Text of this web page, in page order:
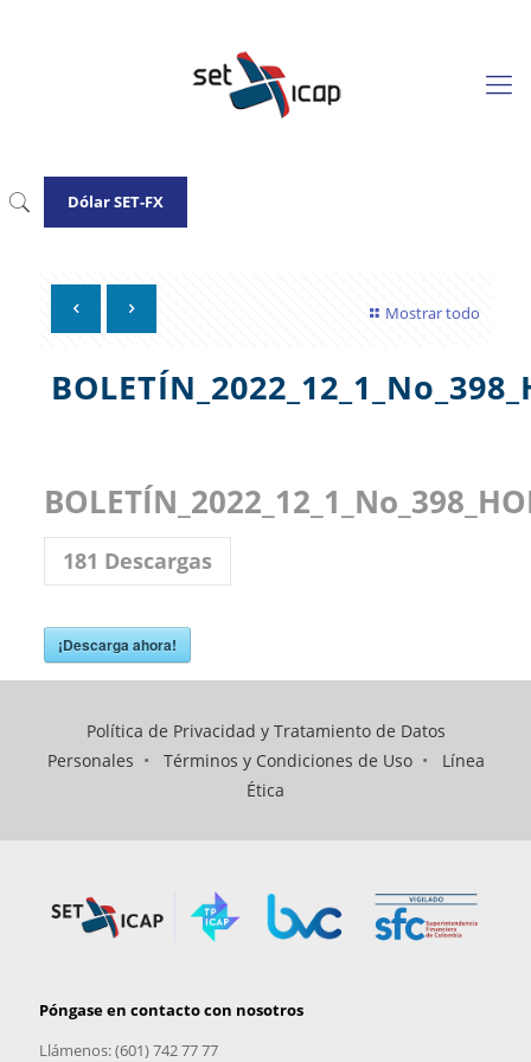
Dólar SET-FX
Mostrar todo
181 Descargas
¡Descarga ahora!
Política de Privacidad y Tratamiento de Datos
Personales • Términos y Condiciones de Uso• Línea
Ética
Póngase en contacto con nosotros
Llámenos: (601) 742 77 77